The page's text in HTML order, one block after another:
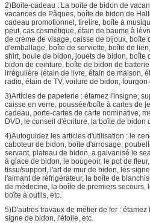
2)Boîte-cadeau : La boîte de bidon de
vacances de Pâques, boîte de bidon de
cadeau promotionnel, tirelire, boîte à
peut, cas cosmétique, étain de baume à
de crème de visage, caisse de bijoux, boîte
d'emballage, boîte de serviette, boîte de
shirt, boule de bidon, jouets de bidon, boîte
bidon de ceinture, boîte de bidon de
irrégulière (étain de livre, étain de maison,
radio, étain de TV, voiture de bidon,
3)Articles de papeterie : étamez l'insigne,
caisse en verre, poussée/boîte à cartes de
cadeau, porte-cartes de carte nominative,
DVD, le conseil d'écriture, la boîte de bidon
4)Autoguidez les articles d'utilisation : le
caboteur de bidon, boîte d'arrosage,
servant, plateau de bidon, a galvanisé le
à glace de bidon, le bougeoir, le pot de
tissu/support, l'art de mur de bidon, les
l'aimant de réfrigérateur, la boîte de
de médecine, la boîte de premiers secours,
boîte à outils, etc.
5)D'autres travaux de métier de fer :
signe de bidon, l'étoile, etc.